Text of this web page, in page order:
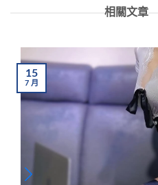
相關文章
15
7月